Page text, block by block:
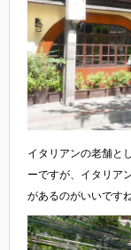
イタリアンの老舗と
ーですが、イタリア
があるのがいいですね